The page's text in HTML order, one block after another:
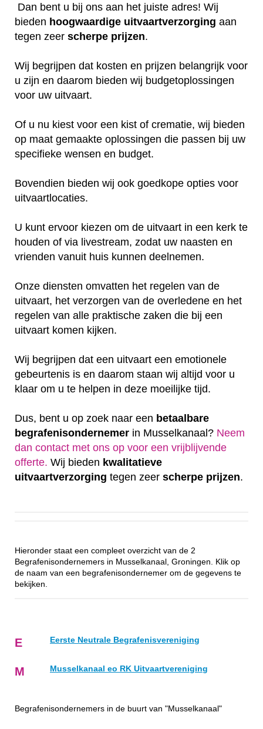
Dan bent u bij ons aan het juiste adres! Wij
bieden hoogwaardige uitvaartverzorging aan
tegen zeer scherpe prijzen.
Wij begrijpen dat kosten en prijzen belangrijk voor
u zijn en daarom bieden wij budgetoplossingen
voor uw uitvaart.
Of u nu kiest voor een kist of crematie, wij bieden
op maat gemaakte oplossingen die passen bij uw
specifieke wensen en budget.
Bovendien bieden wij ook goedkope opties voor
uitvaartlocaties.
U kunt ervoor kiezen om de uitvaart in een kerk te
houden of via livestream, zodat uw naasten en
vrienden vanuit huis kunnen deelnemen.
Onze diensten omvatten het regelen van de
uitvaart, het verzorgen van de overledene en het
regelen van alle praktische zaken die bij een
uitvaart komen kijken.
Wij begrijpen dat een uitvaart een emotionele
gebeurtenis is en daarom staan wij altijd voor u
klaar om u te helpen in deze moeilijke tijd.
Dus, bent u op zoek naar een betaalbare
begrafenisondernemer in Musselkanaal? Neem
dan contact met ons op voor een vrijblijvende
offerte‎. Wij bieden kwalitatieve
uitvaartverzorging tegen zeer scherpe prijzen.
Hieronder staat een compleet overzicht van de 2
Begrafenisondernemers in Musselkanaal, Groningen. Klik op
de naam van een begrafenisondernemer om de gegevens te
bekijken.
E Eerste Neutrale Begrafenisvereniging
M Musselkanaal eo RK Uitvaartvereniging
Begrafenisondernemers in de buurt van "Musselkanaal"